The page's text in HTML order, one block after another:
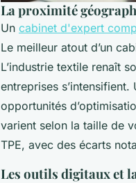
La proximité
Un cabinet d'expert
Le meilleur atout d’un
L’industrie textile renaît
entreprises
opportunités
varient selon la taille de
TPE, avec des écarts
Les outils digitaux et